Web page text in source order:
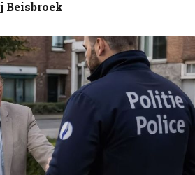
Beisbroek